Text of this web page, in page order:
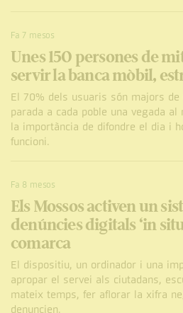
Fa 7 mesos
Unes 150 persones de
servir la banca mòbil,
El 70% dels usuaris són majors
parada a cada poble una vegada
la importància de difondre el dia i
funcioni.
Fa 8 mesos
Els Mossos activen un
denúncies digitals ‘in
comarca
El dispositiu, un ordinador i una
apropar el servei als ciutadans,
mateix temps, fer aflorar la xifra
denuncien.